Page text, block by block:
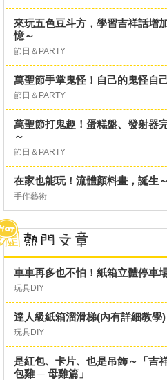
來玩五色豆斗方，學習吉祥話增
憶～
節日＆PARTY
萬聖節手掌鬼怪！自己的鬼怪自
節日＆PARTY
萬聖節打鬼趣！蛋糕盤、發射器
～
節日＆PARTY
在家也能玩！流體顏料畫，誕生～
手作藝術
車車再多也不怕！紙箱立體停車
玩具DIY
達人級紙箱溜滑梯(內有詳細教學)
玩具DIY
是紅包、卡片、也是吊飾～「吉
包雞 ─ 母雞篇」